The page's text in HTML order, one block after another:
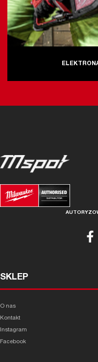
SKLEP
O nas
Kontakt
Instagram
Facebook